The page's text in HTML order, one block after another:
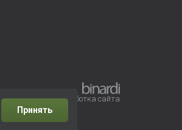
Разработка сайта
Принять